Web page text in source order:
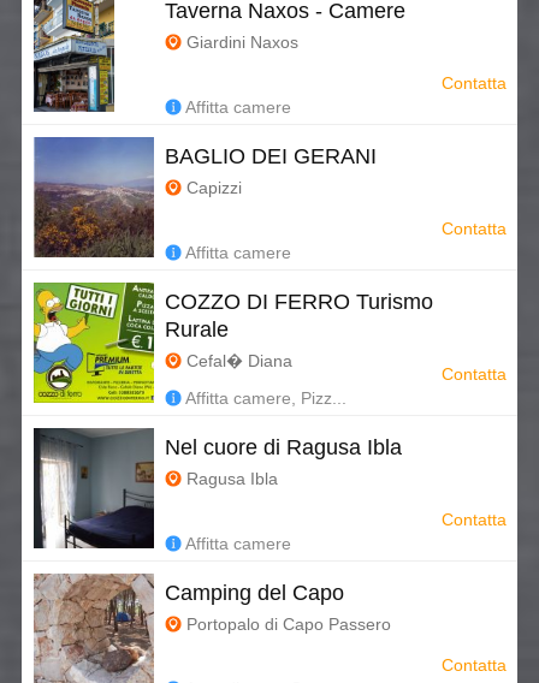
Taverna Naxos - Camere
Giardini Naxos
Affitta camere
Contatta
BAGLIO DEI GERANI
Capizzi
Affitta camere
Contatta
COZZO DI FERRO Turismo
Rurale
Cefal� Diana
Affitta camere, Pizz...
Contatta
Nel cuore di Ragusa Ibla
Ragusa Ibla
Affitta camere
Contatta
Camping del Capo
Portopalo di Capo Passero
Contatta